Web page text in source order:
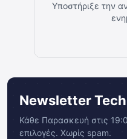
Υποστήριξε την
Newsletter
Κάθε Παρασκευή στις
επιλογές. Χωρίς spam.